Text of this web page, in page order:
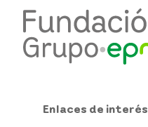
Enlaces de interés